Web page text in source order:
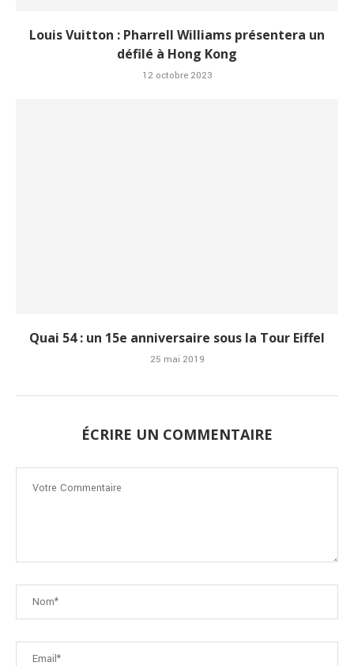
Louis Vuitton : Pharrell Williams présentera un
défilé à Hong Kong
12 octobre 2023
Quai 54 : un 15e anniversaire sous la Tour Eiffel
25 mai 2019
ÉCRIRE UN COMMENTAIRE